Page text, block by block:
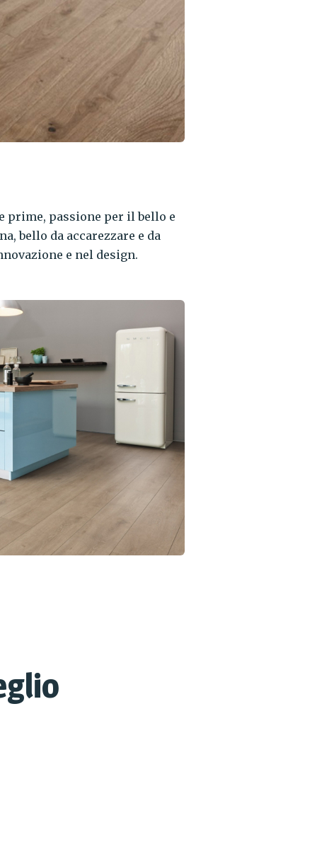
prime, passione per il bello e
bello da accarezzare e da
e nel design.